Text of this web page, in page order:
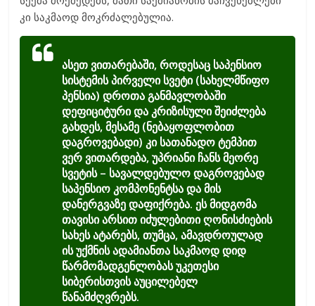
კი საკმაოდ მოკრძალებულია.
ასეთ ვითარებაში, როდესაც საპენსიო
სისტემის პირველი სვეტი (სახელმწიფო
პენსია) დროთა განმავლობაში
დეფიციტური და კრიზისული შეიძლება
გახდეს, მესამე (ნებაყოფლობით
დაგროვებადი) კი სათანადო ტემპით
ვერ ვითარდება, უპრიანი ჩანს მეორე
სვეტის – სავალდებულო დაგროვებად
საპენსიო კომპონენტსა და მის
დანერგვაზე დაფიქრება. ეს მიდგომა
თავისი არსით იძულებითი ღონისძიების
სახეს ატარებს, თუმცა, ამავდროულად
ის უქმნის ადამიანთა საკმაოდ დიდ
წარმომადგენლობას უკეთესი
სიბერისთვის აუცილებელ
წანამძღვრებს.